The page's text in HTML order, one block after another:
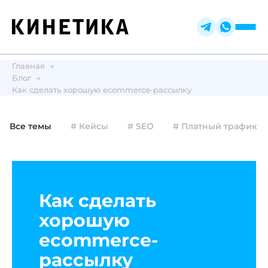
Главная
Блог
Как сделать хорошую ecommerce-рассылку
Все темы # Кейсы # SEO # Платный трафик
Как сделать
хорошую
ecommerce-
рассылку